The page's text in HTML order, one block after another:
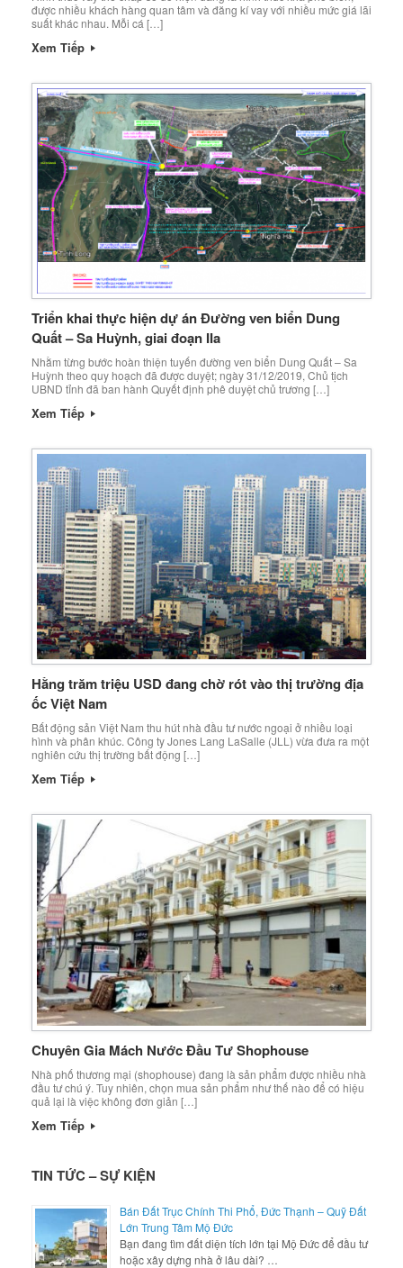
được nhiều khách hàng quan tâm và đăng kí vay với nhiều mức giá lãi
suất khác nhau. Mỗi cá […]
Xem Tiếp
Triển khai thực hiện dự án Đường ven biển Dung
Quất – Sa Huỳnh, giai đoạn IIa
Nhằm từng bước hoàn thiện tuyến đường ven biển Dung Quất – Sa
Huỳnh theo quy hoạch đã được duyệt; ngày 31/12/2019, Chủ tịch
UBND tỉnh đã ban hành Quyết định phê duyệt chủ trương […]
Xem Tiếp
Hằng trăm triệu USD đang chờ rót vào thị trường địa
ốc Việt Nam
Bất động sản Việt Nam thu hút nhà đầu tư nước ngoại ở nhiều loại
hình và phân khúc. Công ty Jones Lang LaSalle (JLL) vừa đưa ra một
nghiên cứu thị trường bất động […]
Xem Tiếp
Chuyên Gia Mách Nước Đầu Tư Shophouse
Nhà phố thương mại (shophouse) đang là sản phẩm được nhiều nhà
đầu tư chú ý. Tuy nhiên, chọn mua sản phẩm như thế nào để có hiệu
quả lại là việc không đơn giản […]
Xem Tiếp
TIN TỨC – SỰ KIỆN
Bán Đất Trục Chính Thi Phổ, Đức Thạnh – Quỹ Đất
Lớn Trung Tâm Mộ Đức
Bạn đang tìm đất diện tích lớn tại Mộ Đức để đầu tư
hoặc xây dựng nhà ở lâu dài? …